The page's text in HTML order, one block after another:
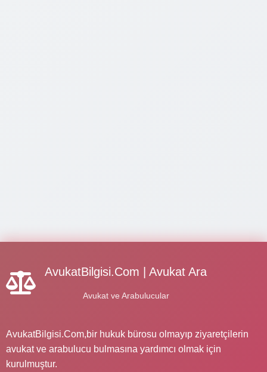
AvukatBilgisi.Com | Avukat Ara
Avukat ve Arabulucular
AvukatBilgisi.Com,bir hukuk bürosu olmayıp ziyaretçilerin
avukat ve arabulucu bulmasına yardımcı olmak için
kurulmuştur.